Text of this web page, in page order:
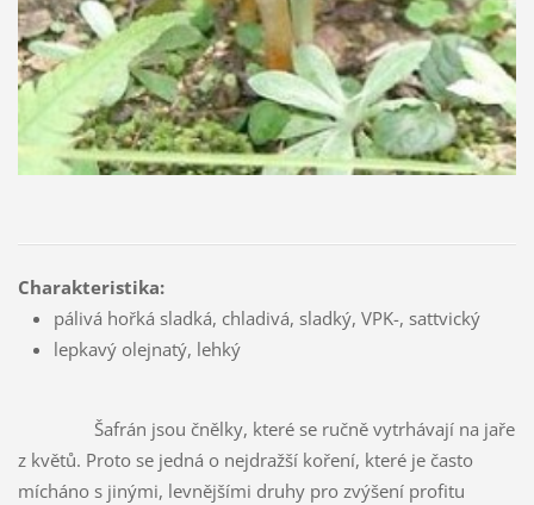
Charakteristika:
pálivá hořká sladká, chladivá, sladký, VPK-, sattvický
lepkavý olejnatý, lehký
Šafrán jsou čnělky, které se ručně vytrhávají na jaře
z květů. Proto se jedná o nejdražší koření, které je často
mícháno s jinými, levnějšími druhy pro zvýšení profitu